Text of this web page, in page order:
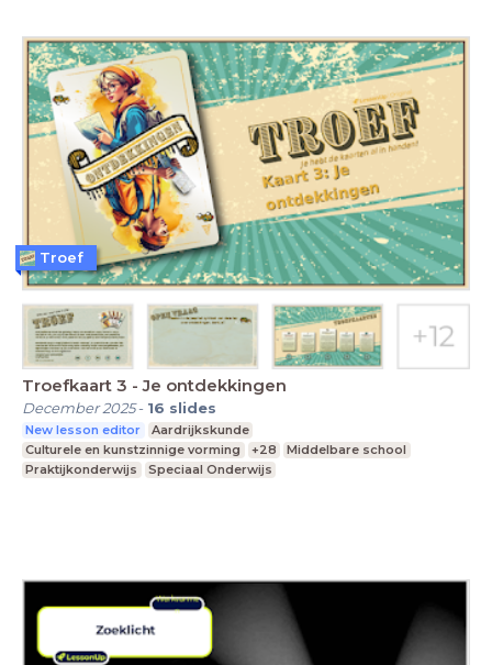
Troefkaart 3 - Je ontdekkingen
December 2025- 16 slides
New lesson editor
Aardrijkskunde
Culturele en kunstzinnige vorming
+28
Middelbare school
Praktijkonderwijs
Speciaal Onderwijs
Troef